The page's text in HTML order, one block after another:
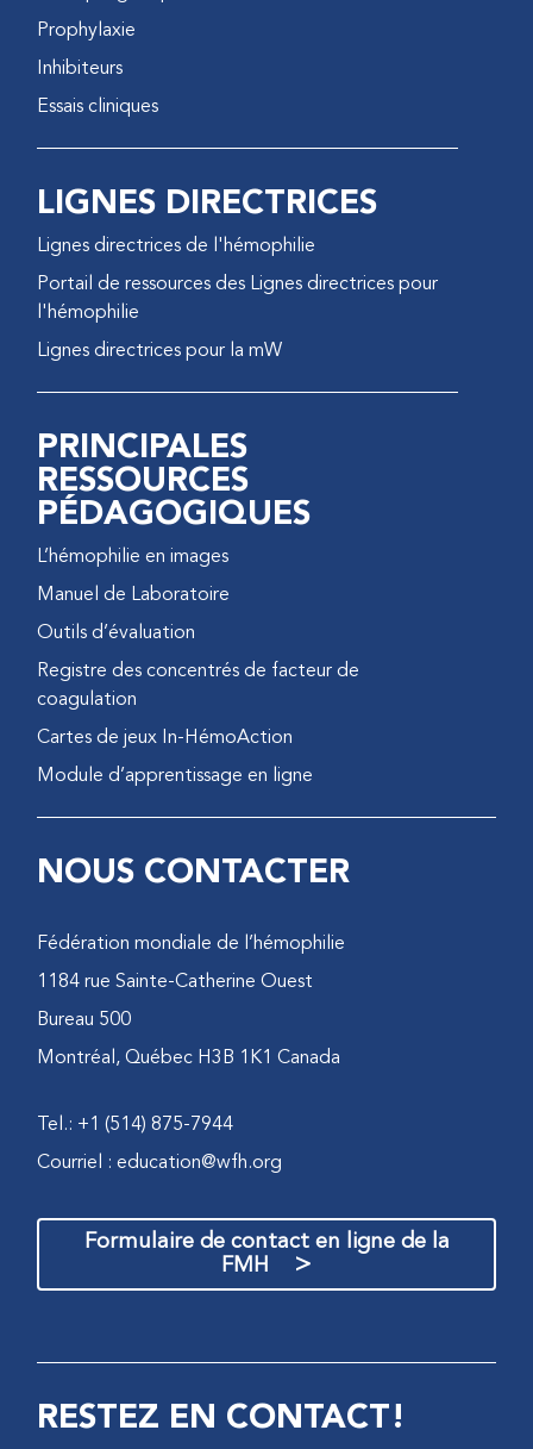
Prophylaxie
Inhibiteurs
Essais cliniques
LIGNES DIRECTRICES
Lignes directrices de l'hémophilie
Portail de ressources des Lignes directrices pour
l'hémophilie
Lignes directrices pour la mW
PRINCIPALES
RESSOURCES
PÉDAGOGIQUES
L’hémophilie en images
Manuel de Laboratoire
Outils d’évaluation
Registre des concentrés de facteur de
coagulation
Cartes de jeux In-HémoAction
Module d’apprentissage en ligne
NOUS CONTACTER
Fédération mondiale de l’hémophilie
1184 rue Sainte-Catherine Ouest
Bureau 500
Montréal, Québec H3B 1K1 Canada
Tel.: +1 (514) 875-7944
Courriel :education@wfh.org
Formulaire de contact en ligne de la
FMH
>
RESTEZ EN CONTACT!